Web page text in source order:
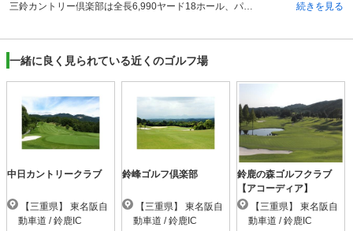
三鈴カントリー倶楽部は全長6,990ヤード18ホール、パー72の丘陵コースです。松や雑木を使って、フェアウェイが完全に独立した構造になっています。OUTコースはなだらかな地形を活かして作られており、雄大なイメージのあるコースになっています。一方INのコースを見てみると、松林を使った林間テイストのホールが中心となります。松林を縫うような形で、ボールを飛ばしていく必要があります。特に15番ホールは、左ドッグレッグのコースになっていて、三鈴カントリー倶楽部の特徴的なコースとなっています。戦略性が高く、頭を使ってプレーをしないとスコアが出なくなってしまいます。このほかにも、戦略性を要求されるホールが多いのが特徴です。 続きを見る
一緒に良く見られている近くのゴルフ場
中日カントリークラブ
動車道 / 鈴鹿IC
鈴峰ゴルフ倶楽部
動車道 / 鈴鹿IC
鈴鹿の森ゴルフクラブ
【アコーディア】
動車道 / 鈴鹿IC